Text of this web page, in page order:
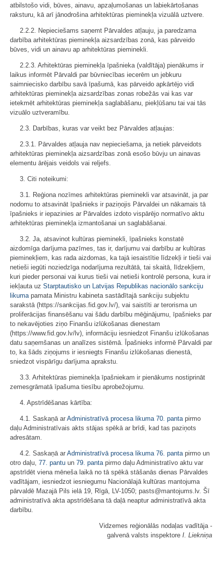
atbilstošo vidi, būves, ainavu, apzaļumošanas un labiekārtošanas
raksturu, kā arī jānodrošina arhitektūras pieminekļa vizuālā uztvere.
2.2.2. Nepieciešams saņemt Pārvaldes atļauju, ja paredzama
darbība arhitektūras pieminekļa aizsardzības zonā, kas pārveido
būves, vidi un ainavu ap arhitektūras pieminekli.
2.2.3. Arhitektūras pieminekļa īpašnieka (valdītāja) pienākums ir
laikus informēt Pārvaldi par būvniecības iecerēm un jebkuru
saimniecisko darbību savā īpašumā, kas pārveido apkārtējo vidi
arhitektūras pieminekļa aizsardzības zonas robežās vai kas var
ietekmēt arhitektūras pieminekļa saglabāšanu, piekļūšanu tai vai tās
vizuālo uztveramību.
2.3. Darbības, kuras var veikt bez Pārvaldes atļaujas:
2.3.1. Pārvaldes atļauja nav nepieciešama, ja netiek pārveidots
arhitektūras pieminekļa aizsardzības zonā esošo būvju un ainavas
elementu ārējais veidols vai reljefs.
3. Citi noteikumi:
3.1. Reģiona nozīmes arhitektūras pieminekli var atsavināt, ja par
nodomu to atsavināt īpašnieks ir paziņojis Pārvaldei un nākamais tā
īpašnieks ir iepazinies ar Pārvaldes izdoto vispārējo normatīvo aktu
arhitektūras pieminekļa izmantošanai un saglabāšanai.
3.2. Ja, atsavinot kultūras pieminekli, īpašnieks konstatē
aizdomīga darījuma pazīmes, tas ir, darījumu vai darbību ar kultūras
pieminekļiem, kas rada aizdomas, ka tajā iesaistītie līdzekļi ir tieši vai
netieši iegūti noziedzīga nodarījuma rezultātā, tai skaitā, līdzekļiem,
kuri pieder personai vai kurus tieši vai netieši kontrolē persona, kura ir
iekļauta uz Starptautisko un Latvijas Republikas nacionālo sankciju
likumapamata Ministru kabineta sastādītajā sankciju subjektu
sarakstā (https://sankcijas.fid.gov.lv/), vai saistīti ar terorisma un
proliferācijas finansēšanu vai šādu darbību mēģinājumu, īpašnieks par
to nekavējoties ziņo Finanšu izlūkošanas dienestam
(https://www.fid.gov.lv/lv), informāciju iesniedzot Finanšu izlūkošanas
datu saņemšanas un analīzes sistēmā. Īpašnieks informē Pārvaldi par
to, ka šāds ziņojums ir iesniegts Finanšu izlūkošanas dienestā,
sniedzot vispārīgu darījuma aprakstu.
3.3. Arhitektūras pieminekļa īpašniekam ir pienākums nostiprināt
zemesgrāmatā īpašuma tiesību aprobežojumu.
4. Apstrīdēšanas kārtība:
4.1. Saskaņā ar Administratīvā procesa likuma 70. pantapirmo
daļu Administratīvais akts stājas spēkā ar brīdi, kad tas paziņots
adresātam.
4.2. Saskaņā ar Administratīvā procesa likuma 76. pantapirmo un
otro daļu, 77. pantu un 79. pantapirmo daļu Administratīvo aktu var
apstrīdēt viena mēneša laikā no tā spēkā stāšanās dienas Pārvaldes
vadītājam, iesniedzot iesniegumu Nacionālajā kultūras mantojuma
pārvaldē Mazajā Pils ielā 19, Rīgā, LV-1050; pasts@mantojums.lv. Šī
administratīvā akta apstrīdēšana tā daļā neaptur administratīvā akta
darbību.
Vidzemes reģionālās nodaļas vadītāja -
galvenā valsts inspektore I. Liekniņa